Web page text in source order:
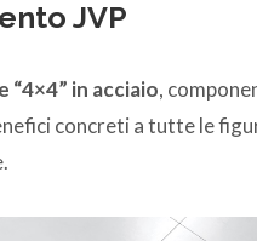
JVP
in acciaio,
concreti a tutte le